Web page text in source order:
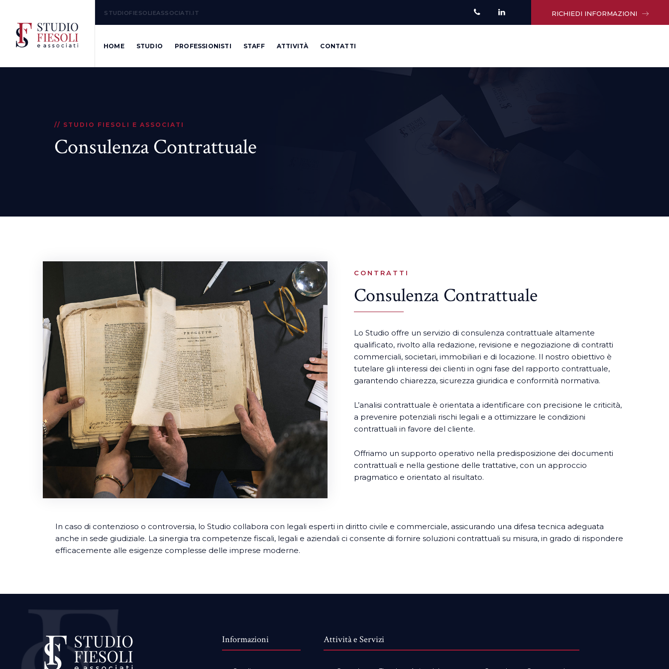
STUDIOFIESOLIEASSOCIATI.IT RICHIEDI INFORMAZIONI
HOME STUDIO PROFESSIONISTI STAFF ATTIVITÀ CONTATTI
// STUDIO FIESOLI E ASSOCIATI
Consulenza Contrattuale
CONTRATTI
Consulenza Contrattuale
Lo Studio offre un servizio di consulenza contrattuale altamente
qualificato, rivolto alla redazione, revisione e negoziazione di contratti
commerciali, societari, immobiliari e di locazione. Il nostro obiettivo è
tutelare gli interessi dei clienti in ogni fase del rapporto contrattuale,
garantendo chiarezza, sicurezza giuridica e conformità normativa.
L’analisi contrattuale è orientata a identificare con precisione le criticità,
a prevenire potenziali rischi legali e a ottimizzare le condizioni
contrattuali in favore del cliente.
Offriamo un supporto operativo nella predisposizione dei documenti
contrattuali e nella gestione delle trattative, con un approccio
pragmatico e orientato al risultato.
In caso di contenzioso o controversia, lo Studio collabora con legali esperti in diritto civile e commerciale, assicurando una difesa tecnica adeguata
anche in sede giudiziale. La sinergia tra competenze fiscali, legali e aziendali ci consente di fornire soluzioni contrattuali su misura, in grado di rispondere
efficacemente alle esigenze complesse delle imprese moderne.
Informazioni Attività e Servizi